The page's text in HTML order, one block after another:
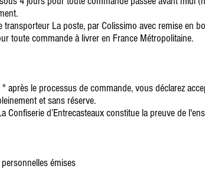
La poste, par Colissimo avec remise en
toute commande à livrer en France Métropolitaine.
après le processus de commande, vous déclarez
et sans réserve.
Confiserie d’Entrecasteaux constitue la preuve de
émises